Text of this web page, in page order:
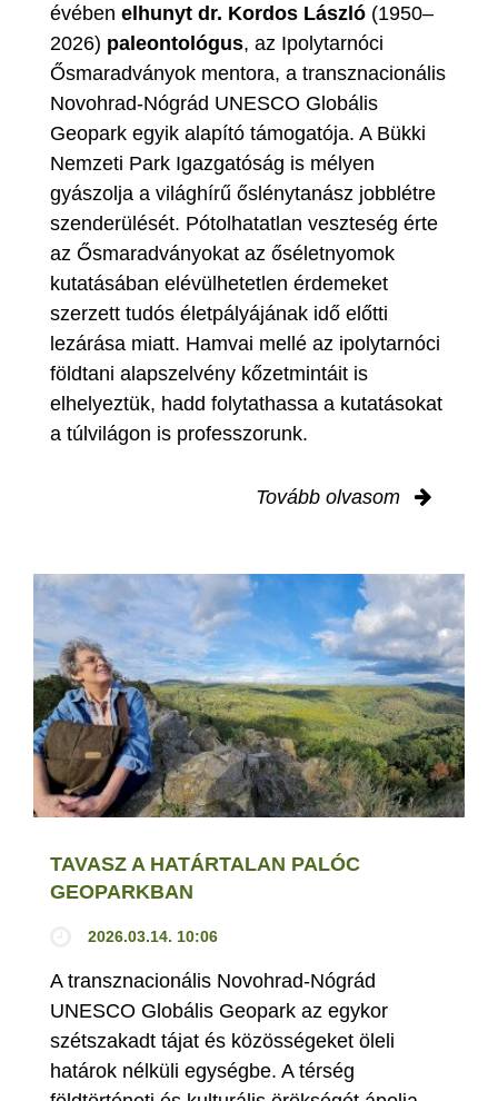
évében elhunyt dr. Kordos László (1950–
2026) paleontológus, az Ipolytarnóci
Ősmaradványok mentora, a transznacionális
Novohrad-Nógrád UNESCO Globális
Geopark egyik alapító támogatója. A Bükki
Nemzeti Park Igazgatóság is mélyen
gyászolja a világhírű őslénytanász jobblétre
szenderülését. Pótolhatatlan veszteség érte
az Ősmaradványokat az őséletnyomok
kutatásában elévülhetetlen érdemeket
szerzett tudós életpályájának idő előtti
lezárása miatt. Hamvai mellé az ipolytarnóci
földtani alapszelvény kőzetmintáit is
elhelyeztük, hadd folytathassa a kutatásokat
a túlvilágon is professzorunk.
Tovább olvasom
TAVASZ A HATÁRTALAN PALÓC
GEOPARKBAN
2026.03.14. 10:06
A transznacionális Novohrad-Nógrád
UNESCO Globális Geopark az egykor
szétszakadt tájat és közösségeket öleli
határok nélküli egységbe. A térség